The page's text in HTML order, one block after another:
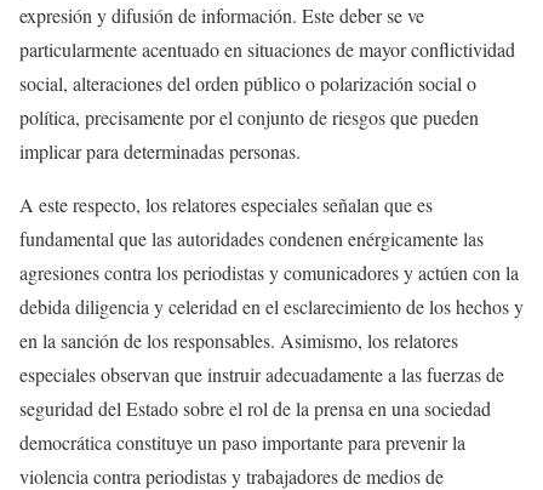
expresión y difusión de información. Este deber se ve
particularmente acentuado en situaciones de mayor conflictividad
social, alteraciones del orden público o polarización social o
política, precisamente por el conjunto de riesgos que pueden
implicar para determinadas personas.
A este respecto, los relatores especiales señalan que es
fundamental que las autoridades condenen enérgicamente las
agresiones contra los periodistas y comunicadores y actúen con la
debida diligencia y celeridad en el esclarecimiento de los hechos y
en la sanción de los responsables. Asimismo, los relatores
especiales observan que instruir adecuadamente a las fuerzas de
seguridad del Estado sobre el rol de la prensa en una sociedad
democrática constituye un paso importante para prevenir la
violencia contra periodistas y trabajadores de medios de